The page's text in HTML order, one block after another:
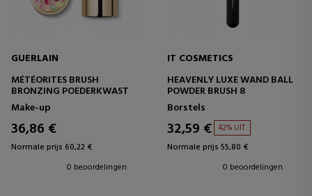
GUERLAIN
MÉTÉORITES BRUSH
BRONZING POEDERKWAST
Make-up
36,86 €
Normale prijs 60,22 €
0 beoordelingen
IT COSMETICS
HEAVENLY LUXE WAND BALL
POWDER BRUSH 8
Borstels
32,59 € 42% UIT.
Normale prijs 55,80 €
0 beoordelingen